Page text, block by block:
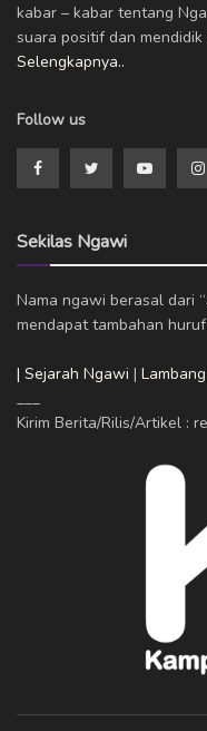
kabar – kabar tentang
suara positif dan
Selengkapnya..
Follow us
Sekilas Ngawi
Nama ngawi berasal dari
mendapat tambahan
| Sejarah Ngawi |
Kirim Berita/Rilis/Artikel :